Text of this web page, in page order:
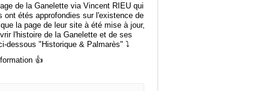
de la Ganelette via Vincent RIEU qui
ont étés approfondies sur l'existence de
la page de leur site à été mise à jour,
l'histoire de la Ganelette et de ses
dessous "Historique & Palmarès" ⤵
👍